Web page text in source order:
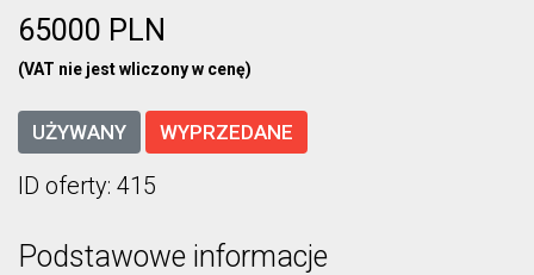
65000 PLN
(VAT nie jest wliczony w cenę)
UŻYWANY WYPRZEDANE
ID oferty: 415
Podstawowe informacje